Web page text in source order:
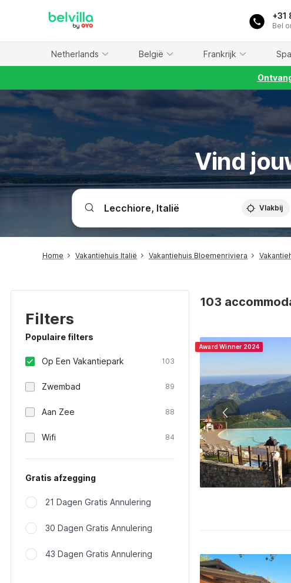
+31
Bel
Netherlands België Frankrijk
Vind
Vlakbij
Home Vakantiehuis Italië Vakantiehuis Bloemenriviera
Filters
Populaire filters
Op Een Vakantiepark 103
Zwembad 89
Aan Zee 88
Wifi 84
Gratis afzegging
21 Dagen Gratis Annulering
30 Dagen Gratis Annulering
43 Dagen Gratis Annulering
103
Award Winner 2024